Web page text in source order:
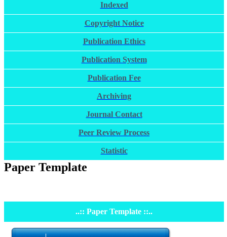
Indexed
Copyright Notice
Publication Ethics
Publication System
Publication Fee
Archiving
Journal Contact
Peer Review Process
Statistic
Paper Template
..:: Paper Template ::..